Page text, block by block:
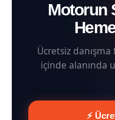
Motorun
Ücretsiz
içinde alanında
⚡